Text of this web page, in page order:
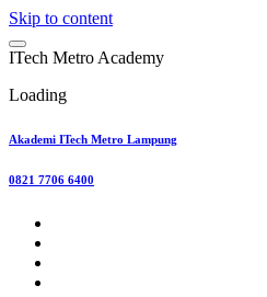
Skip to content
ITech Metro Academy
Loading
Akademi ITech Metro Lampung
0821 7706 6400